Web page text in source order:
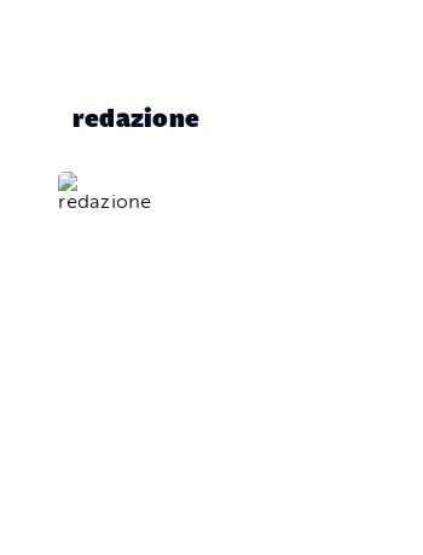
redazione